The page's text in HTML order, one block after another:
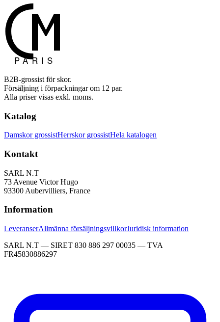
B2B-grossist för skor.
Försäljning i förpackningar om 12 par.
Alla priser visas exkl. moms.
Katalog
Damskor grossistHerrskor grossistHela katalogen
Kontakt
SARL N.T
73 Avenue Victor Hugo
93300 Aubervilliers, France
Information
LeveranserAllmänna försäljningsvillkorJuridisk information
SARL N.T — SIRET 830 886 297 00035 — TVA
FR45830886297